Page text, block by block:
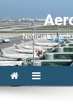
Noticias y